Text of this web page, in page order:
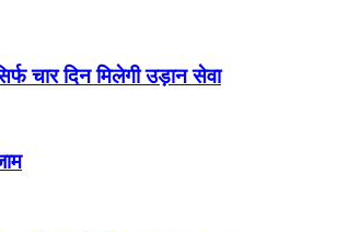
चार दिन मिलेगी उड़ान सेवा